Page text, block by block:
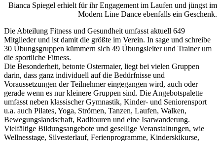
Bianca Spiegel erhielt für ihr Engagement im Laufen und jüngst im
Modern Line Dance ebenfalls ein Geschenk.
Die Abteilung Fitness und Gesundheit umfasst aktuell 649
Mitglieder und ist damit die größte im Verein. In sage und schreibe
30 Übungsgruppen kümmern sich 49 Übungsleiter und Trainer um
die sportliche Fitness.
Die Besonderheit, betonte Ostermaier, liegt bei vielen Gruppen
darin, dass ganz individuell auf die Bedürfnisse und
Voraussetzungen der Teilnehmer eingegangen wird, auch oder
gerade wenn es nur kleinere Gruppen sind. Die Angebotspalette
umfasst neben klassischer Gymnastik, Kinder- und Seniorensport
u.a. auch Pilates, Yoga, Strömen, Tanzen, Laufen, Walken,
Bewegungslandschaft, Radltouren und eine Isarwanderung.
Vielfältige Bildungsangebote und gesellige Veranstaltungen, wie
Wellnesstage, Silvesterlauf, Ferienprogramme, Kinderskikurse,